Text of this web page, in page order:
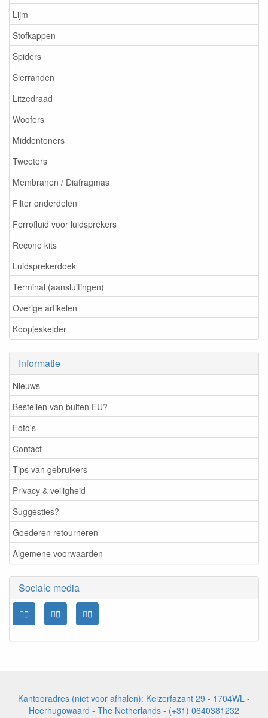
Lijm
Stofkappen
Spiders
Sierranden
Litzedraad
Woofers
Middentoners
Tweeters
Membranen / Diafragmas
Filter onderdelen
Ferrofluid voor luidsprekers
Recone kits
Luidsprekerdoek
Terminal (aansluitingen)
Overige artikelen
Koopjeskelder
Informatie
Nieuws
Bestellen van buiten EU?
Foto's
Contact
Tips van gebruikers
Privacy & veiligheid
Suggesties?
Goederen retourneren
Algemene voorwaarden
Sociale media
Kantooradres (niet voor afhalen): Keizerfazant 29 - 1704WL -
Heerhugowaard - The Netherlands - (+31) 0640381232